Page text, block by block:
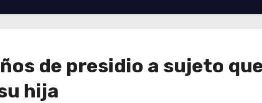
de presidio a sujeto
hija